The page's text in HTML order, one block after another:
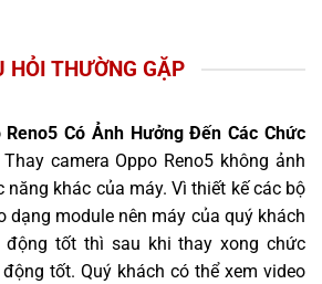
HỎI THƯỜNG GẶP
Reno5 Có Ảnh Hưởng Đến Các Chức
camera Oppo Reno5 không ảnh
năng khác của máy. Vì thiết kế các bộ
dạng module nên máy của quý khách
tốt thì sau khi thay xong chức
tốt. Quý khách có thể xem video